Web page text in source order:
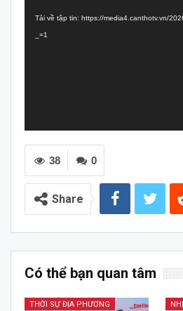
Video
Tải về tập tin: https://media4.canthotv.vn/
_=1
0
38
Share
Có thể bạn quan tâm
THỜI SỰ ĐỊA PHƯƠNG